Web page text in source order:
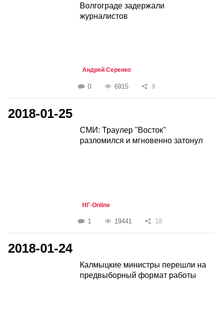
Волгограде задержали
журналистов
Андрей Серенко
0 6915 9
2018-01-25
СМИ: Траулер "Восток"
разломился и мгновенно затонул
НГ-Online
1 19441 18
2018-01-24
Калмыцкие министры перешли на
предвыборный формат работы